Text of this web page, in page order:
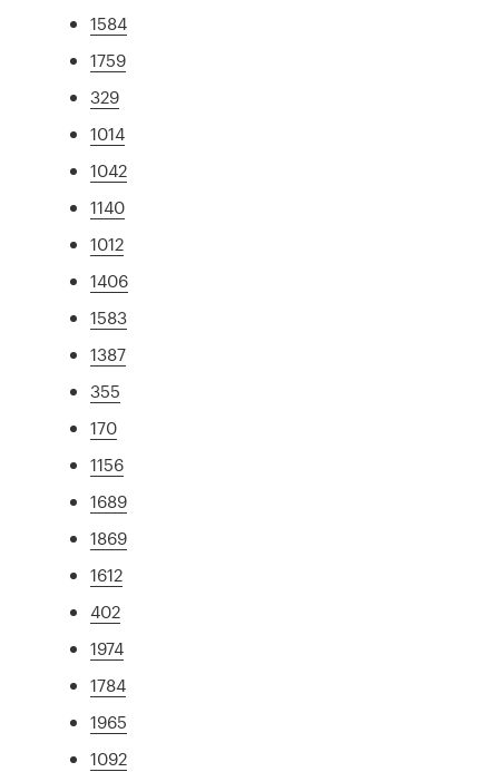
1584
1759
329
1014
1042
1140
1012
1406
1583
1387
355
170
1156
1689
1869
1612
402
1974
1784
1965
1092